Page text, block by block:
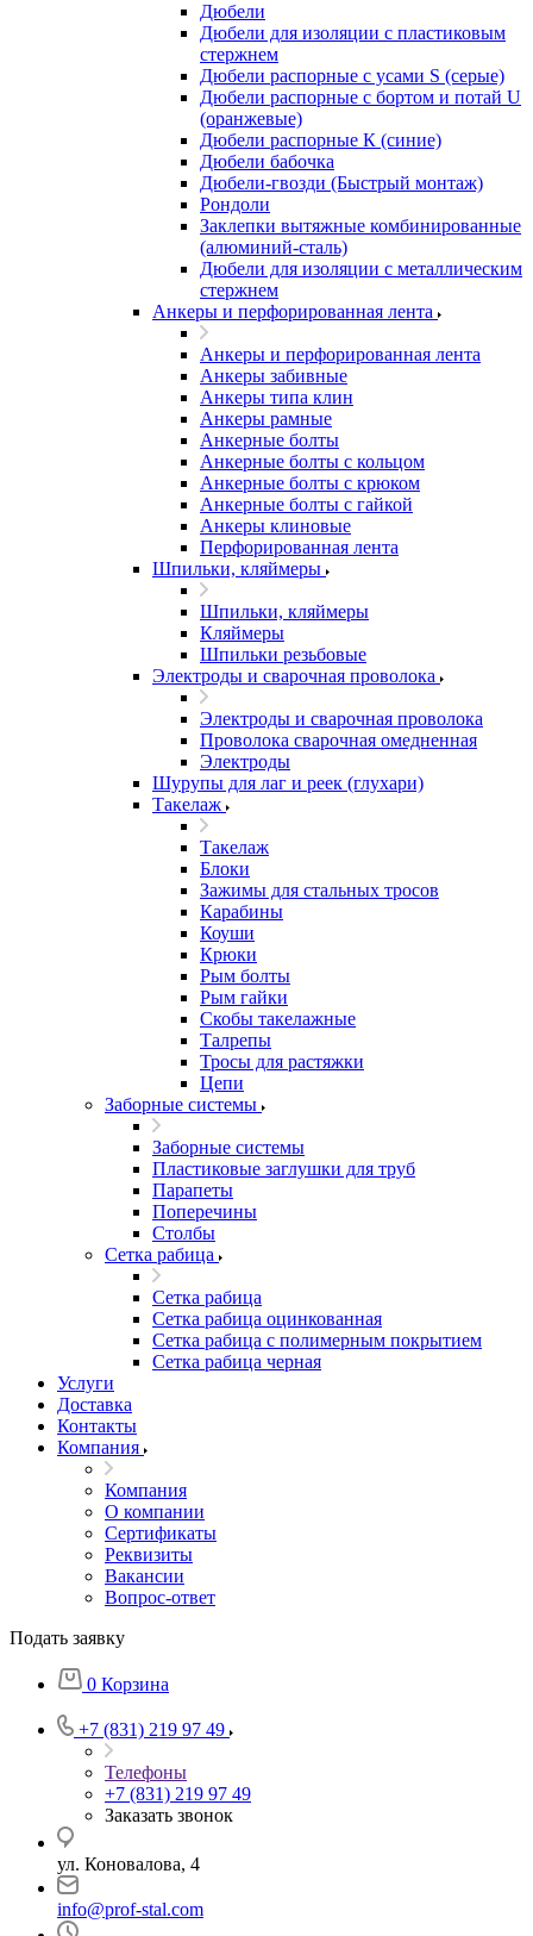
Дюбели
Дюбели для изоляции с пластиковым
стержнем
Дюбели распорные с усами S (серые)
Дюбели распорные c бортом и потай U
(оранжевые)
Дюбели распорные К (синие)
Дюбели бабочка
Дюбели-гвозди (Быстрый монтаж)
Рондоли
Заклепки вытяжные комбинированные
(алюминий-сталь)
Дюбели для изоляции с металлическим
стержнем
Анкеры и перфорированная лента
Анкеры и перфорированная лента
Анкеры забивные
Анкеры типа клин
Анкеры рамные
Анкерные болты
Анкерные болты с кольцом
Анкерные болты с крюком
Анкерные болты с гайкой
Анкеры клиновые
Перфорированная лента
Шпильки, кляймеры
Шпильки, кляймеры
Кляймеры
Шпильки резьбовые
Электроды и сварочная проволока
Электроды и сварочная проволока
Проволока сварочная омедненная
Электроды
Шурупы для лаг и реек (глухари)
Такелаж
Такелаж
Блоки
Зажимы для стальных тросов
Карабины
Коуши
Крюки
Рым болты
Рым гайки
Скобы такелажные
Талрепы
Тросы для растяжки
Цепи
Заборные системы
Заборные системы
Пластиковые заглушки для труб
Парапеты
Поперечины
Столбы
Сетка рабица
Сетка рабица
Сетка рабица оцинкованная
Сетка рабица с полимерным покрытием
Сетка рабица черная
Услуги
Доставка
Контакты
Компания
Компания
О компании
Сертификаты
Реквизиты
Вакансии
Вопрос-ответ
Подать заявку
0 Корзина
+7 (831) 219 97 49
Телефоны
+7 (831) 219 97 49
Заказать звонок
ул. Коновалова, 4
info@prof-stal.com